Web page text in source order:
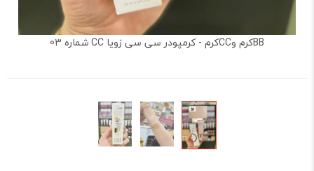
BBکرم وCCکرم - کرمپودر سی سی زویا CC شماره 03